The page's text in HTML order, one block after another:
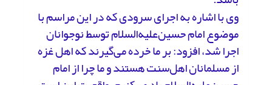
وی با اشاره به اجرای سرودی که در این مراسم با
موضوع امام حسین‌علیه‌السلام توسط نوجوانان
اجرا شد، افزود: بر ما خرده می‌گیرند که اهل غزه
از مسلمانان اهل‌سنت هستند و ما چرا از امام